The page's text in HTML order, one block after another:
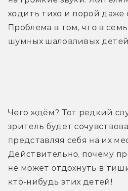
ходить тихо и порой даже
Проблема в том, что в
шумных шаловливых
Чего ждём? Тот редкий
зритель будет
представляя себя на их
Действительно, почему
не может отдохнуть в
кто-нибудь этих детей!